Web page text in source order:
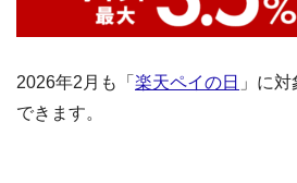
2026年2月も「 楽天ペイの日 」に
できます。